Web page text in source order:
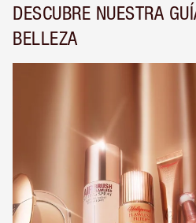
DESCUBRE NUESTRA
BELLEZA